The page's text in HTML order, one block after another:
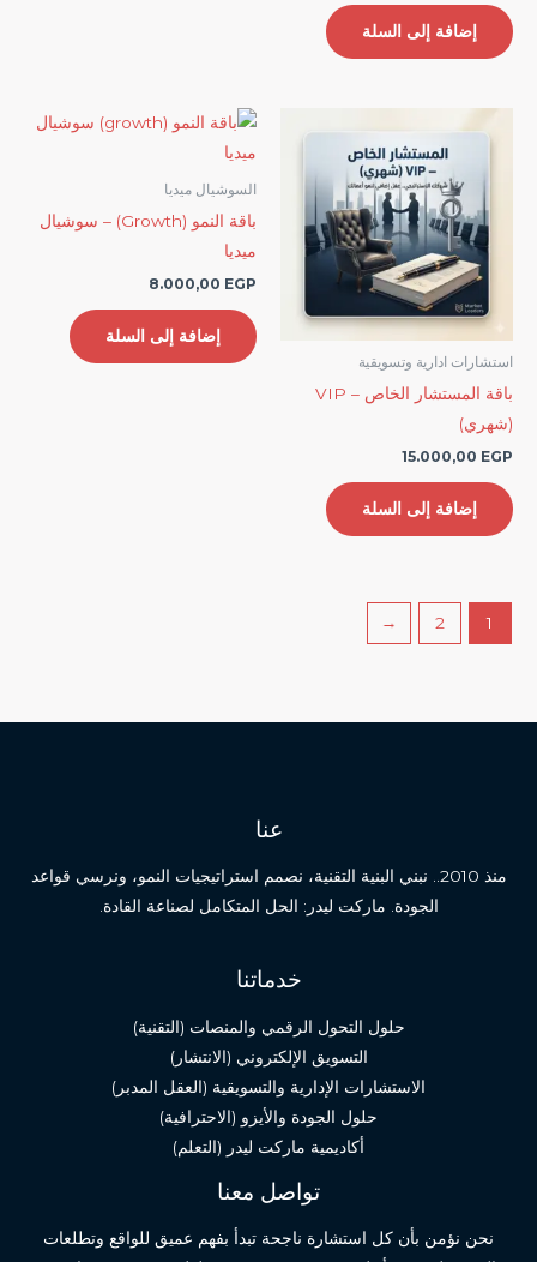
إضافة إلى السلة
استشارات ادارية وتسويقية
باقة المستشار الخاص – VIP
(شهري)
15.000,00 EGP
إضافة إلى السلة
السوشيال ميديا
باقة النمو (Growth) – سوشيال
ميديا
8.000,00 EGP
إضافة إلى السلة
1
2
←
عنا
منذ 2010.. نبني البنية التقنية، نصمم استراتيجيات النمو، ونرسي قواعد
الجودة. ماركت ليدر: الحل المتكامل لصناعة القادة.
خدماتنا
حلول التحول الرقمي والمنصات (التقنية)
التسويق الإلكتروني (الانتشار)
الاستشارات الإدارية والتسويقية (العقل المدبر)
حلول الجودة والأيزو (الاحترافية)
أكاديمية ماركت ليدر (التعلم)
تواصل معنا
نحن نؤمن بأن كل استشارة ناجحة تبدأ بفهم عميق للواقع وتطلعات